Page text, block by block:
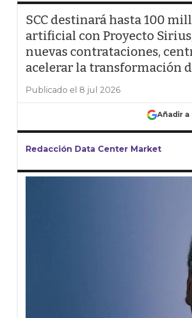
SCC destinará hasta 100
artificial con Proyecto
nuevas contrataciones,
acelerar la transformación
Publicado el 8 jul 2026
Añadir
Redacción Data Center Market